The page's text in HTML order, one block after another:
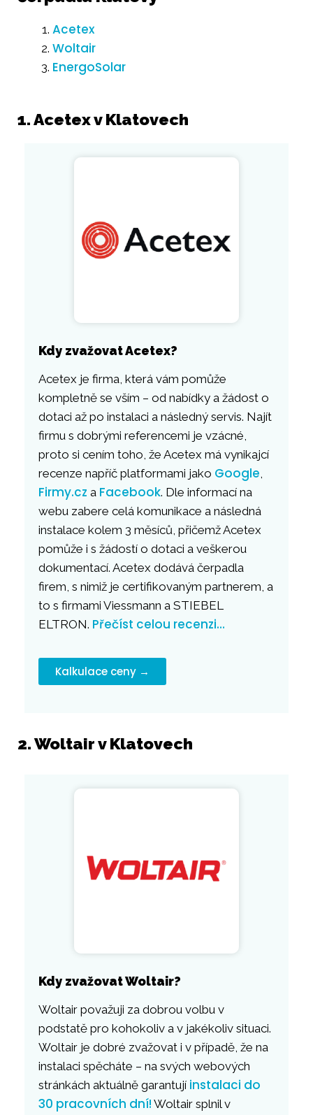
Acetex
Woltair
EnergoSolar
1. Acetex v Klatovech
Kdy zvažovat Acetex?
Acetex je firma, která vám pomůže
kompletně se vším – od nabídky a žádost o
dotaci až po instalaci a následný servis. Najít
firmu s dobrými referencemi je vzácné,
proto si cením toho, že Acetex má vynikajcí
recenze napříč platformami jako Google
Firmy.cz a Facebook. Dle informací na
webu zabere celá komunikace a následná
instalace kolem 3 měsíců, přičemž Acetex
pomůže i s žádostí o dotaci a veškerou
dokumentací. Acetex dodává čerpadla
firem, s nimiž je certifikovaným partnerem, a
to s firmami Viessmann a STIEBEL
ELTRON. Přečíst celou recenzi…
Kalkulace ceny →
2. Woltair v Klatovech
Kdy zvažovat Woltair?
Woltair považuji za dobrou volbu v
podstatě pro kohokoliv a v jakékoliv situaci.
Woltair je dobré zvažovat i v případě, že na
instalaci spěcháte – na svých webových
stránkách aktuálně garantují instalaci do
30 pracovních dní! Woltair splnil v